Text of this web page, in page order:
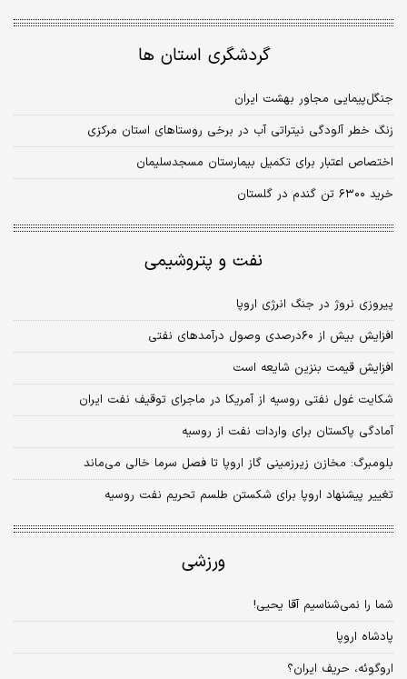
گردشگری استان ها
جنگل‏‏‌پیمایی مجاور بهشت ایران
زنگ خطر آلودگی نیتراتی آب در برخی روستاهای استان مرکزی
اختصاص اعتبار برای تکمیل بیمارستان مسجدسلیمان
خرید ۶۳۰۰ تن گندم در گلستان
نفت و پتروشیمی
پیروزی نروژ در جنگ انرژی اروپا
افزایش بیش از ۶۰درصدی وصول درآمدهای نفتی
افزایش قیمت بنزین شایعه است
شکایت غول نفتی روسیه از آمریکا در ماجرای توقیف نفت ایران
آمادگی پاکستان برای واردات نفت از روسیه
بلومبرگ: مخازن زیرزمینی گاز اروپا تا فصل سرما خالی می‌‌‌ماند
تغییر پیشنهاد اروپا برای شکستن طلسم تحریم نفت روسیه
ورزشی
شما را نمی‌شناسیم آقا یحیی!
پادشاه اروپا
اروگوئه، حریف ایران؟